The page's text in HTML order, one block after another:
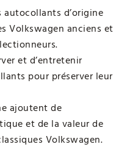
autocollants d’origine
Volkswagen anciens et
et d’entretenir
pour préserver leur
ajoutent de
et de la valeur de
Volkswagen.